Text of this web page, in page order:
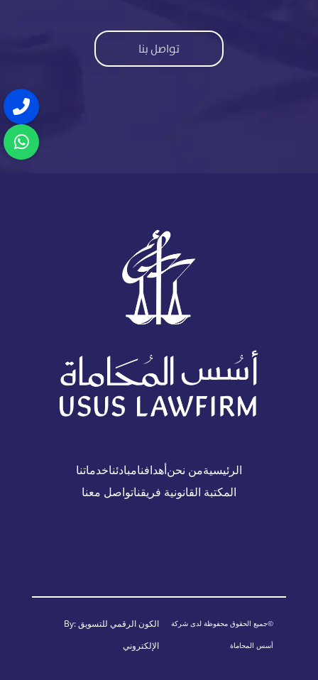
تواصل بنا
الرئيسيةمن نحنأهدافنامبادئناخدماتنا
المكتبة القانونية فريقناتواصل معنا
By:الكون الرقمي للتسويق
الإلكتروني
©جميع الحقوق محفوظة لدى شركة
أسس المحاماة